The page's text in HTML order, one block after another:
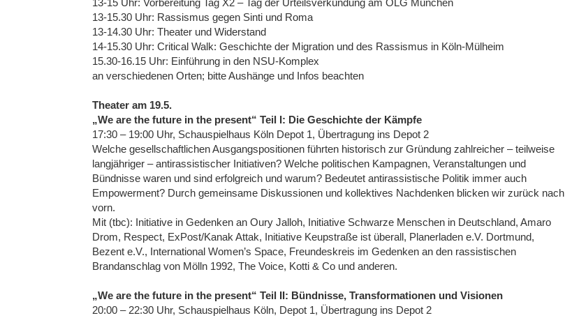
13-15 Uhr: Vorbereitung Tag X2 – Tag der Urteilsverkündung am OLG München
13-15.30 Uhr: Rassismus gegen Sinti und Roma
13-14.30 Uhr: Theater und Widerstand
14-15.30 Uhr: Critical Walk: Geschichte der Migration und des Rassismus in Köln-Mülheim
15.30-16.15 Uhr: Einführung in den NSU-Komplex
an verschiedenen Orten; bitte Aushänge und Infos beachten
Theater am 19.5.
„We are the future in the present“ Teil I: Die Geschichte der Kämpfe
17:30 – 19:00 Uhr, Schauspielhaus Köln Depot 1, Übertragung ins Depot 2
Welche gesellschaftlichen Ausgangspositionen führten historisch zur Gründung zahlreicher – teilweise
langjähriger – antirassistischer Initiativen? Welche politischen Kampagnen, Veranstaltungen und
Bündnisse waren und sind erfolgreich und warum? Bedeutet antirassistische Politik immer auch
Empowerment? Durch gemeinsame Diskussionen und kollektives Nachdenken blicken wir zurück nach
vorn.
Mit (tbc): Initiative in Gedenken an Oury Jalloh, Initiative Schwarze Menschen in Deutschland, Amaro
Drom, Respect, ExPost/Kanak Attak, Initiative Keupstraße ist überall, Planerladen e.V. Dortmund,
Bezent e.V., International Women’s Space, Freundeskreis im Gedenken an den rassistischen
Brandanschlag von Mölln 1992, The Voice, Kotti & Co und anderen.
„We are the future in the present“ Teil II: Bündnisse, Transformationen und Visionen
20:00 – 22:30 Uhr, Schauspielhaus Köln, Depot 1, Übertragung ins Depot 2